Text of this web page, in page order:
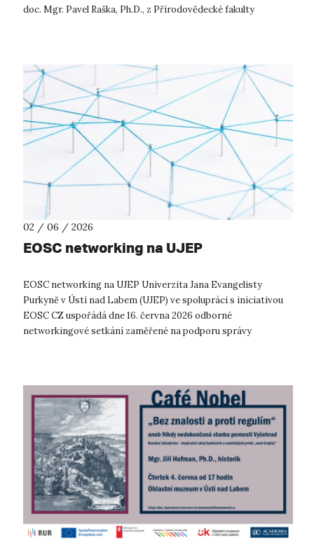
doc. Mgr. Pavel Raška, Ph.D., z Přírodovědecké fakulty
02 / 06 / 2026
EOSC networking na UJEP
EOSC networking na UJEP Univerzita Jana Evangelisty
Purkyně v Ústí nad Labem (UJEP) ve spolupráci s iniciativou
EOSC CZ uspořádá dne 16. června 2026 odborné
networkingové setkání zaměřené na podporu správy